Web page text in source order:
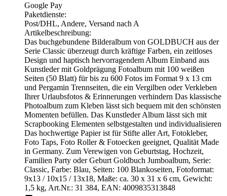
Google Pay
Paketdienste:
Post/DHL, Andere, Versand nach A
Artikelbeschreibung:
Das buchgebundene Bilderalbum von GOLDBUCH aus der
Serie Classic überzeugt durch kräftige Farben, ein zeitloses
Design und haptisch hervorragendem Album Einband aus
Kunstleder mit Goldprägung Fotoalbum mit 100 weißen
Seiten (50 Blatt) für bis zu 600 Fotos im Format 9 x 13 cm
und Pergamin Trennseiten, die ein Vergilben oder Verkleben
Ihrer Urlaubsfotos & Erinnerungen verhindern Das klassische
Photoalbum zum Kleben lässt sich bequem mit den schönsten
Momenten befüllen. Das Kunstleder Album lässt sich mit
Scrapbooking Elementen selbstgestalten und individualisieren
Das hochwertige Papier ist für Stifte aller Art, Fotokleber,
Foto Taps, Foto Roller & Fotoecken geeignet, Qualität Made
in Germany. Zum Verewigen von Geburtstag, Hochzeit,
Familien Party oder Geburt Goldbuch Jumboalbum, Serie:
Classic, Farbe: Blau, Seiten: 100 Blankoseiten, Fotoformat:
9x13 / 10x15 / 13x18, Maße: ca. 30 x 31 x 6 cm, Gewicht:
1,5 kg, Art.Nr.: 31 384, EAN: 4009835313848